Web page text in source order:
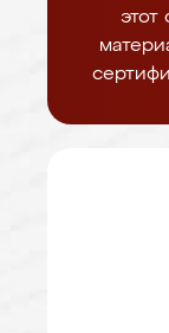
этот